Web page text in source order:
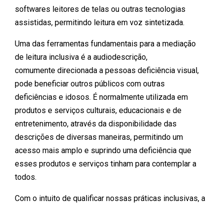
softwares leitores de telas ou outras tecnologias
assistidas, permitindo leitura em voz sintetizada.
Uma das ferramentas fundamentais para a mediação
de leitura inclusiva é a audiodescrição,
comumente direcionada a pessoas deficiência visual,
pode beneficiar outros públicos com outras
deficiências e idosos. É normalmente utilizada em
produtos e serviços culturais, educacionais e de
entretenimento, através da disponibilidade das
descrições de diversas maneiras, permitindo um
acesso mais amplo e suprindo uma deficiência que
esses produtos e serviços tinham para contemplar a
todos.
Com o intuito de qualificar nossas práticas inclusivas, a